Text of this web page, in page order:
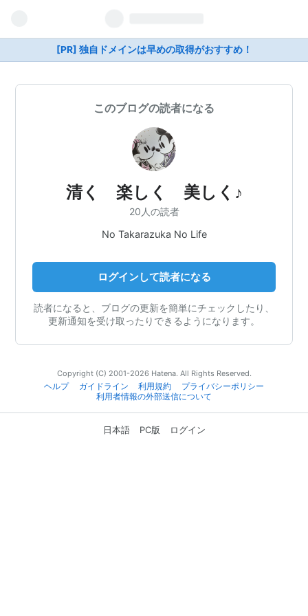
[PR] 独自ドメインは早めの取得がおすすめ！
このブログの読者になる
清く 楽しく 美しく♪
20人の読者
No Takarazuka No Life
ログインして読者になる
読者になると、ブログの更新を簡単にチェックしたり、
更新通知を受け取ったりできるようになります。
Copyright (C) 2001-2026 Hatena. All Rights Reserved.
ヘルプ
ガイドライン 利用規約
プライバシーポリシー
利用者情報の外部送信について
日本語 PC版 ログイン